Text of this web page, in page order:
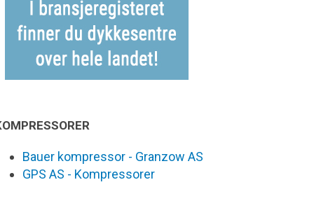
Bauer kompressor - Granzow AS
GPS AS - Kompressorer